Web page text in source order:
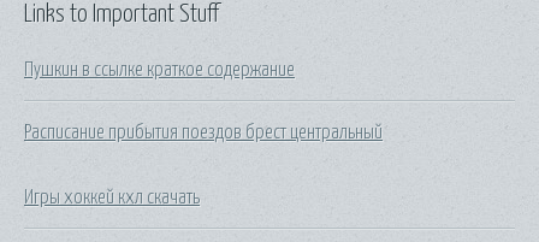
Links to Important Stuff
Пушкин в ссылке краткое содержание
Расписание прибытия поездов брест центральный
Игры хоккей кхл скачать